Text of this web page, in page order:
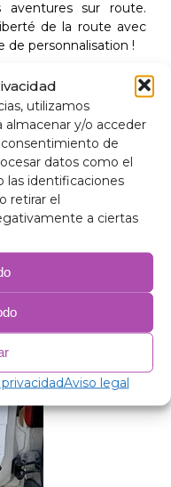
utilizamos
almacenar y/o acceder
consentimiento de
datos como el
las identificaciones
retirar el
a ciertas
Aviso legal
aventures sur route.
de la route avec
de personnalisation !